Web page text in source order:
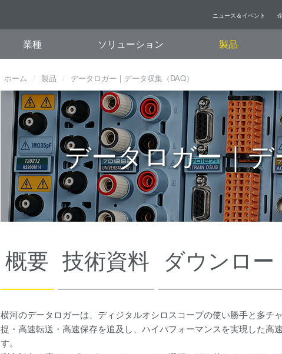
ニュース＆イベント
業種 ソリューション 製品
ホーム 製品 データロガー｜データ収集（DAQ）
データロガー｜デ
概要 技術資料 ダウンロー
横河のデータロガーは、ディジタルオシロスコープの使い勝手と多
捉・高速転送・高速保存を追及し、ハイパフォーマンスを実現した高
す。